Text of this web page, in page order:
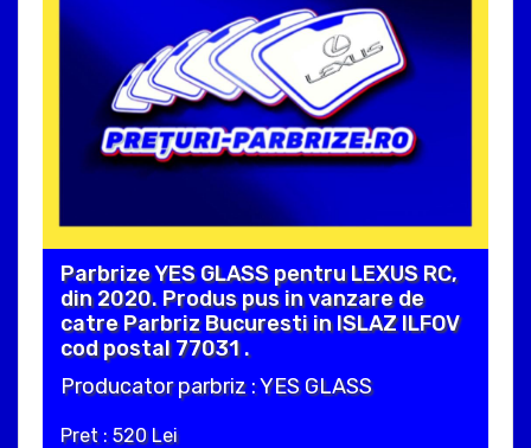
Parbrize YES GLASS pentru LEXUS RC,
din 2020. Produs pus in vanzare de
catre Parbriz Bucuresti in ISLAZ ILFOV
cod postal 77031 .
Producator parbriz : YES GLASS
Pret : 520 Lei